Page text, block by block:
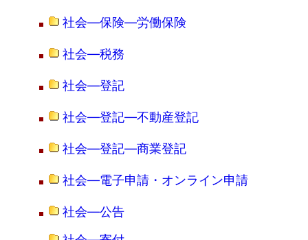
社会―保険―労働保険
社会―税務
社会―登記
社会―登記―不動産登記
社会―登記―商業登記
社会―電子申請・オンライン申請
社会―公告